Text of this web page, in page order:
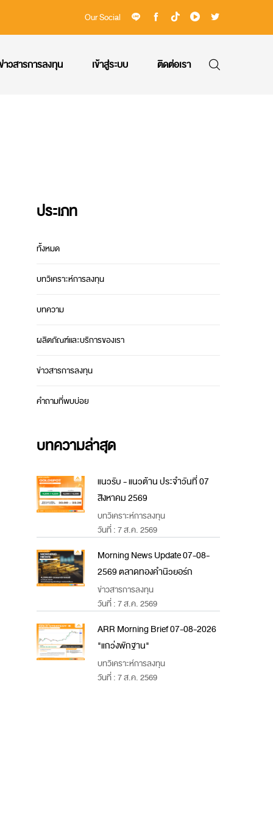
Our Social
าวสารการลงทุน เข้าสู่ระบบ ติดต่อเรา
ประเภท
ทั้งหมด
บทวิเคราะห์การลงทุน
บทความ
ผลิตภัณฑ์และบริการของเรา
ข่าวสารการลงทุน
คำถามที่พบบ่อย
บทความล่าสุด
แนวรับ - แนวต้าน ประจำวันที่ 07
สิงหาคม 2569
บทวิเคราะห์การลงทุน
วันที่ : 7 ส.ค. 2569
Morning News Update 07-08-
2569 ตลาดทองคำนิวยอร์ก
ข่าวสารการลงทุน
วันที่ : 7 ส.ค. 2569
ARR Morning Brief 07-08-2026
"แกว่งพักฐาน"
บทวิเคราะห์การลงทุน
วันที่ : 7 ส.ค. 2569